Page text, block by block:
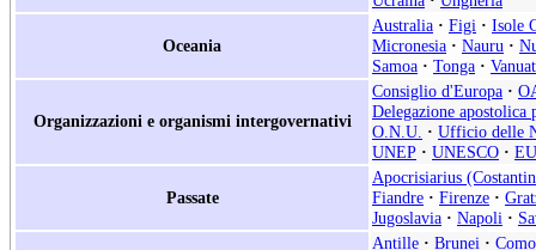
Oceania
Australia · Figi · Isole
Micronesia · Nauru ·
Samoa · Tonga ·
Organizzazioni e organismi intergovernativi
Consiglio d'Europa ·
Delegazione
O.N.U. · Ufficio delle
UNEP · UNESCO · EU
Passate
Apocrisiarius
Fiandre · Firenze ·
Jugoslavia · Napoli ·
Antille · Brunei ·